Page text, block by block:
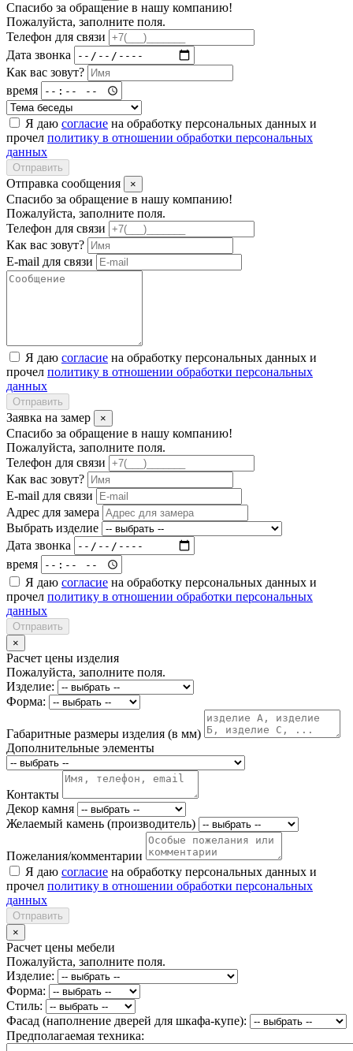
Спасибо за обращение в нашу компанию!
Пожалуйста, заполните поля.
Телефон для связи
Дата звонка
Как вас зовут?
время
Я даю согласие на обработку персональных данных и
прочел политику в отношении обработки персональных
данных
Отправить
Отправка сообщения ×
Спасибо за обращение в нашу компанию!
Пожалуйста, заполните поля.
Телефон для связи
Как вас зовут?
E-mail для связи
Я даю согласие на обработку персональных данных и
прочел политику в отношении обработки персональных
данных
Отправить
Заявка на замер ×
Спасибо за обращение в нашу компанию!
Пожалуйста, заполните поля.
Телефон для связи
Как вас зовут?
E-mail для связи
Адрес для замера
Выбрать изделие
Дата звонка
время
Я даю согласие на обработку персональных данных и
прочел политику в отношении обработки персональных
данных
Отправить
×
Расчет цены изделия
Пожалуйста, заполните поля.
Изделие:
Форма:
Габаритные размеры изделия (в мм)
Дополнительные элементы
Контакты
Декор камня
Желаемый камень (производитель)
Пожелания/комментарии
Я даю согласие на обработку персональных данных и
прочел политику в отношении обработки персональных
данных
Отправить
×
Расчет цены мебели
Пожалуйста, заполните поля.
Изделие:
Форма:
Стиль:
Фасад (наполнение дверей для шкафа-купе):
Предполагаемая техника: